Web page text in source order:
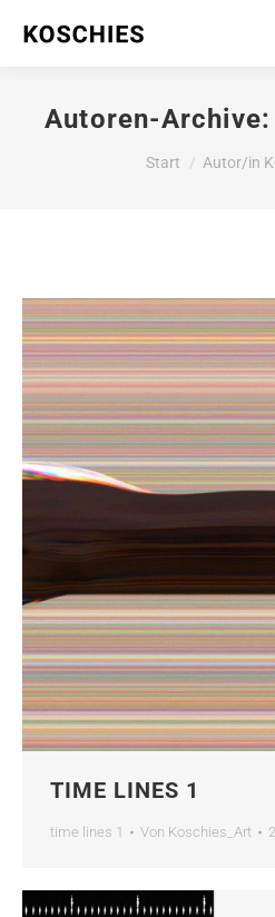
Autoren-Archive:
Sie befinden
Start Autor/in
TIME LINES 1
time lines 1 Von Koschies_Art